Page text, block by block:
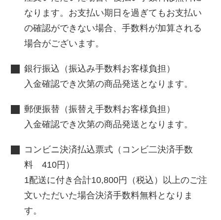
なります。お支払い期日を過ぎてもお支払い
の確認ができない場合、手数料が加算される
場合がございます。
銀行振込（振込み手数料お客様負担）
入金確認でき次第の商品発送となります。
郵便振替（振替え手数料お客様負担）
入金確認でき次第の商品発送となります。
コンビニ決済払込票式（コンビ二決済手数
料 410円）
1配送に付き合計10,800円（税込）以上のご注
文いただいた場合決済手数料無料となりま
す。